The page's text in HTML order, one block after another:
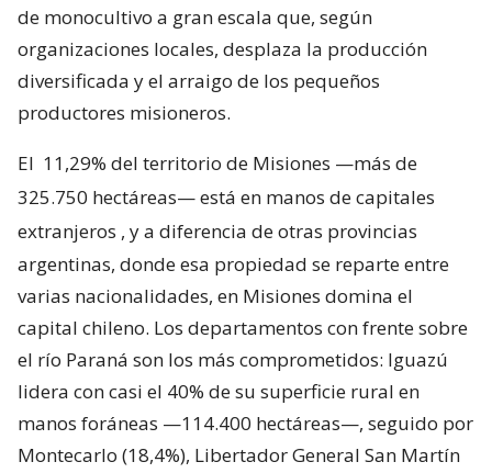
de monocultivo a gran escala que, según
organizaciones locales, desplaza la producción
diversificada y el arraigo de los pequeños
productores misioneros.
El 11,29% del territorio de Misiones —más de
325.750 hectáreas— está en manos de capitales
extranjeros , y a diferencia de otras provincias
argentinas, donde esa propiedad se reparte entre
varias nacionalidades, en Misiones domina el
capital chileno. Los departamentos con frente sobre
el río Paraná son los más comprometidos: Iguazú
lidera con casi el 40% de su superficie rural en
manos foráneas —114.400 hectáreas—, seguido por
Montecarlo (18,4%), Libertador General San Martín